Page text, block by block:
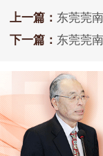
上一篇： 东莞莞
下一篇： 东莞莞